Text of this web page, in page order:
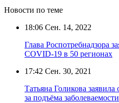
Новости по теме
18:06 Сен. 14, 2022
Глава Роспотребнадзора
COVID-19 в 50 регионах
17:42 Сен. 30, 2021
Татьяна Голикова
за подъёма